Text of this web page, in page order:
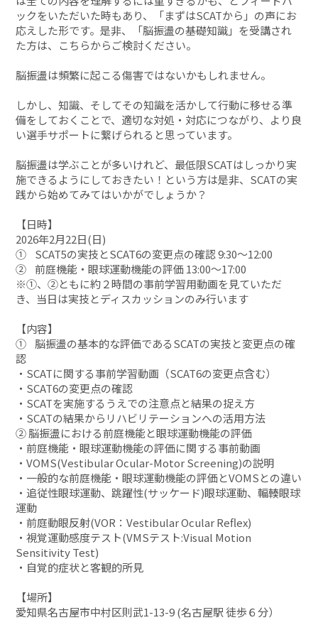
ックをいただいた時もあり、「まずはSCATから」の声にお
応えした形です。是非、「脳振盪の基礎知識」を受講され
た方は、こちらからご検討ください。
脳振盪は頻繁に起こる傷害ではないかもしれません。
しかし、知識、そしてその知識を活かして行動に移せる準
備をしておくことで、適切な対処・対応につながり、より良
い選手サポートに繋げられると思っています。
脳振盪は学ぶことが多いけれど、最低限SCATはしっかり実
施できるようにしておきたい！という方は是非、SCATの実
践から始めてみてはいかがでしょうか？
【日時】
2026年2月22日(日)
① SCAT5の実技とSCAT6の変更点の確認 9:30～12:00
② 前庭機能・眼球運動機能の評価 13:00～17:00
※①、②ともに約２時間の事前学習用動画を見ていただ
き、当日は実技とディスカッションのみ行います
【内容】
① 脳振盪の基本的な評価であるSCATの実技と変更点の確
認
・SCATに関する事前学習動画（SCAT6の変更点含む）
・SCAT6の変更点の確認
・SCATを実施するうえでの注意点と結果の捉え方
・SCATの結果からリハビリテーションへの活用方法
② 脳振盪における前庭機能と眼球運動機能の評価
・前庭機能・眼球運動機能の評価に関する事前動画
・VOMS(Vestibular Ocular-Motor Screening)の説明
・一般的な前庭機能・眼球運動機能の評価とVOMSとの違い
・追従性眼球運動、跳躍性(サッケード)眼球運動、輻輳眼球
運動
・前庭動眼反射(VOR：Vestibular Ocular Reflex)
・視覚運動感度テスト(VMSテスト:Visual Motion
Sensitivity Test)
・自覚的症状と客観的所見
【場所】
愛知県名古屋市中村区則武1-13-9 (名古屋駅 徒歩６分）